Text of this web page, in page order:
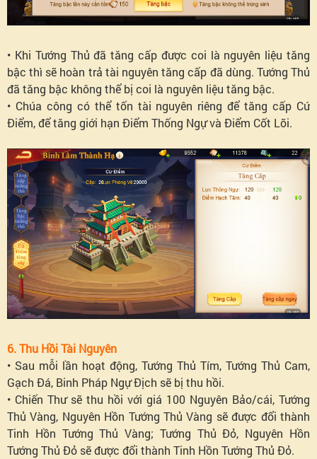
• Khi Tướng Thủ đã tăng cấp được coi là nguyên liệu tăng
bậc thì sẽ hoàn trả tài nguyên tăng cấp đã dùng. Tướng Thủ
đã tăng bậc không thể bị coi là nguyên liệu tăng bậc.
• Chúa công có thể tốn tài nguyên riêng để tăng cấp Cứ
Điểm, để tăng giới hạn Điểm Thống Ngự và Điểm Cốt Lõi.
6. Thu Hồi Tài Nguyên
• Sau mỗi lần hoạt động, Tướng Thủ Tím, Tướng Thủ Cam,
Gạch Đá, Binh Pháp Ngự Địch sẽ bị thu hồi.
• Chiến Thư sẽ thu hồi với giá 100 Nguyên Bảo/cái, Tướng
Thủ Vàng, Nguyên Hồn Tướng Thủ Vàng sẽ được đổi thành
Tinh Hồn Tướng Thủ Vàng; Tướng Thủ Đỏ, Nguyên Hồn
Tướng Thủ Đỏ sẽ được đổi thành Tinh Hồn Tướng Thủ Đỏ.